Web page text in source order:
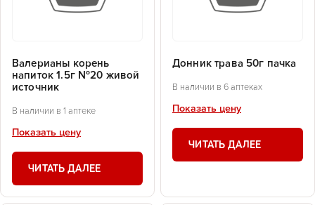
Валерианы корень
напиток 1.5г №20 живой
источник
В наличии в 1 аптеке
Показать цену
ЧИТАТЬ ДАЛЕЕ
Донник трава 50г пачка
В наличии в 6 аптеках
Показать цену
ЧИТАТЬ ДАЛЕЕ